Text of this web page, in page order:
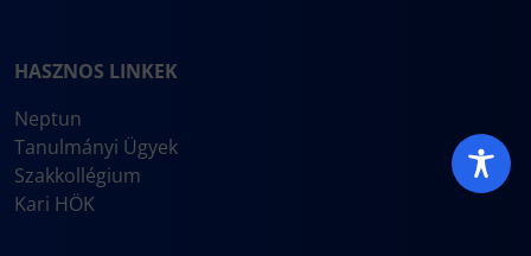
HASZNOS LINKEK
Neptun
Tanulmányi Ügyek
Szakkollégium
Kari HÖK